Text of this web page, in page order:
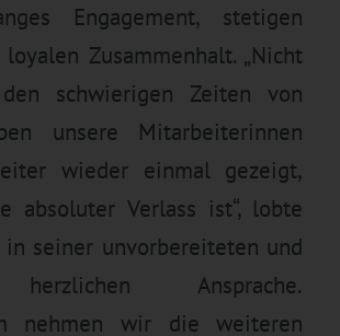
Engagement, stetigen
loyalen Zusammenhalt. „Nicht
schwierigen Zeiten von
unsere Mitarbeiterinnen
wieder einmal gezeigt,
absoluter Verlass ist“, lobte
in seiner unvorbereiteten und
Ansprache.
nehmen wir die weiteren